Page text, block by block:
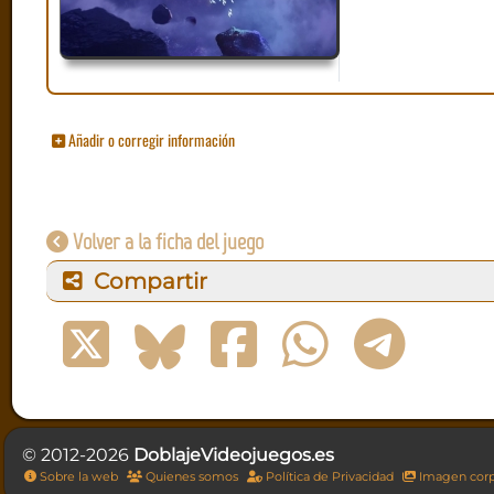
Añadir o corregir información
Volver a la ficha del juego
Compartir
© 2012-2026 DoblajeVideojuegos.es
Sobre la web Quienes somos Política de Privacidad Imagen